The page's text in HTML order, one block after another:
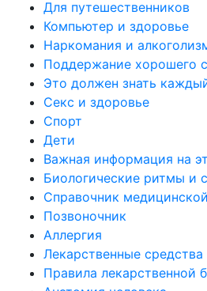
Для путешественников
Компьютер и здоровье
Наркомания и
Поддержание хорошего
Это должен знать
Секс и здоровье
Спорт
Дети
Важная информация на
Биологические ритмы и
Справочник
Позвоночник
Аллергия
Лекарственные средства
Правила лекарственной